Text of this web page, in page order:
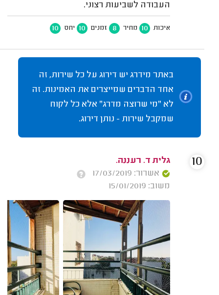
העבודה לשביעות רצוני.
איכות 10 מחיר 8 זמנים 10 יחס 10
באתר מידרג יש דירוג על כל שירות, זה
אחד הדברים שמייצרים את האמינות. זה
לא "מי שרוצה מדרג" אלא כל לקוח
שמקבל שירות - נותן דירוג.
גלית ד. רעננה.
אשרור: 17/03/2019
משוב: 15/01/2019
10